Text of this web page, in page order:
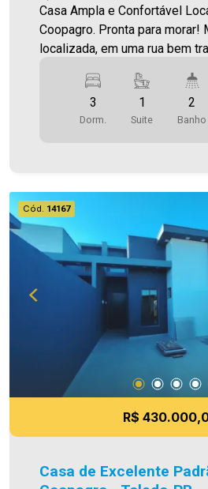
Casa Ampla e Confortável
Coopagro. Pronta para morar! Muito bem
localizada, em uma rua bem
Imóvel conta com: - Sala de
Cozinha (integrada com a
- 02 quartos - 02 Banheiros
(sendo descoberta) - Piso
Iluminação em Led Área construída 75,00m² Área
de terreno 125,00m² Aproveite essa
oportunidade! A hora de
é agora! Imobiliária Ativa, sinta-se em casa! As
informações aqui prestadas
todavia, reservamo-nos o
qualquer erro de digitação e
como alteração dos preços e
meramente ilustrativas
3
Dorm.
1
Suite
2
Banho
Cód. 14167
R$
Casa de Excelente